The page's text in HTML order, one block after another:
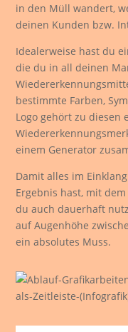
in den Müll wandert,
deinen Kunden bzw.
Idealerweise hast du
die du in all deinen
bestimmte Farben,
Logo gehört zu diesen
einem Generator
Damit alles im
Ergebnis hast, mit
du auch dauerhaft
auf Augenhöhe
ein absolutes Muss.